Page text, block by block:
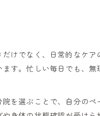
けでなく、日常的なケ
す。忙しい毎日でも、
を選ぶことで、自分の